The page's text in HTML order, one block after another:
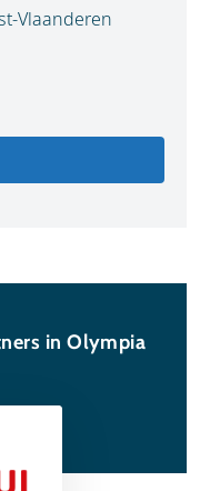
Vlaanderen
in Olympia